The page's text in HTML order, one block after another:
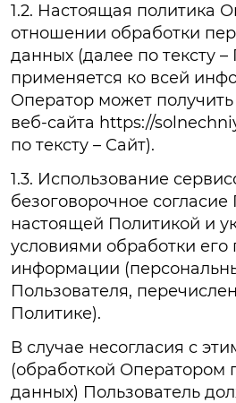
1.2. Настоящая политика
отношении обработки
данных (далее по тексту –
применяется ко всей
Оператор может получить
веб-сайта https://
по тексту – Сайт).
1.3. Использование
безоговорочное согласие
настоящей Политикой и
условиями обработки его
информации
Пользователя,
Политике).
В случае несогласия с
(обработкой Оператором
данных) Пользователь